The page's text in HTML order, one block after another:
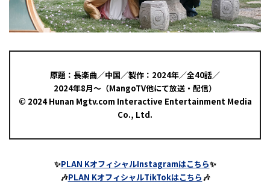
原題：長楽曲／中国／製作：2024年／全40話／
2024年8月～（MangoTV他にて放送・配信）
© 2024 Hunan Mgtv.com Interactive Entertainment Media
Co., Ltd.
✨PLAN KオフィシャルInstagramはこちら✨
🎶PLAN KオフィシャルTikTokはこちら🎶